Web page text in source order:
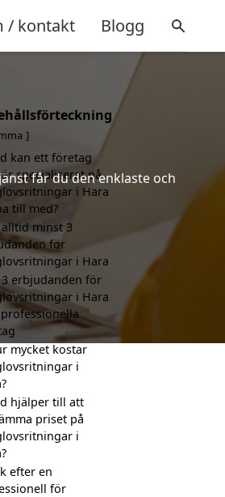
/ kontakt Blogg
får du den enklaste och
kan ett företag
specialiserat på
i Hara
till med?
alltid minst 3
för
i Hara
3 erbjudanden för
i Hara
mycket kostar
i
hjälper till att
priset på
i
efter en
för